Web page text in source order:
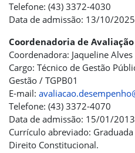
Telefone: (43) 3372-4030
Data de admissão: 13/10/2025
Coordenadoria de
Coordenadora: Jaqueline Alves
Cargo: Técnico de Gestão
Gestão / TGPB01
E-mail:
Telefone: (43) 3372-4070
Data de admissão: 15/01/2013
Currículo abreviado:
Direito Constitucional.